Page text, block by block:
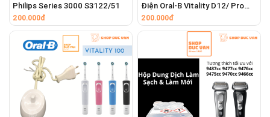
giảm tải và từ đó giúp máy hoạt động bền bỉ
hơn theo thời gian.
Philips Series 3000 S3122/51
200.000đ
Điện Oral-B Vitality D12/ Pro
500
200.000đ